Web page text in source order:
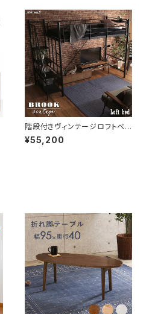
階段付きヴィンテージロフトベッ
ド シングルベッド パイプベッド
ロフトベッド bed ロフト ハシゴ
¥55,200